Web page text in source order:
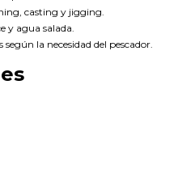
casting y jigging.
y agua salada.
la necesidad del pescador.